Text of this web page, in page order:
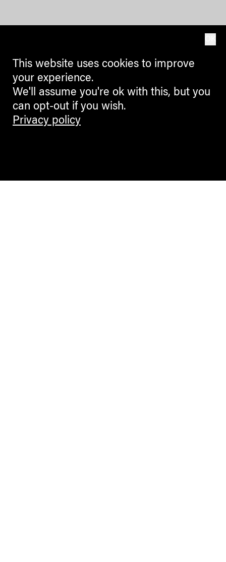
This website uses cookies to improve
your experience.
We'll assume you're ok with this, but you
can opt-out if you wish.
Privacy policy